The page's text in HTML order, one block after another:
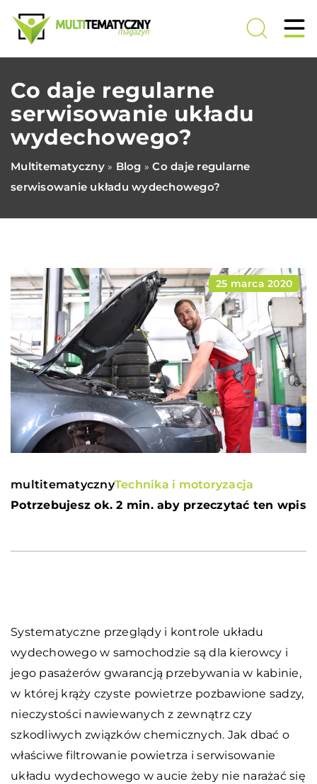
Co daje regularne
serwisowanie układu
wydechowego?
Multitematyczny» Blog »Co daje regularne
serwisowanie układu wydechowego?
25 marca 2020
multitematycznyTechnika i motoryzacja
Potrzebujesz ok. 2 min. aby przeczytać ten wpis
Systematyczne przeglądy i kontrole układu
wydechowego w samochodzie są dla kierowcy i
jego pasażerów gwarancją przebywania w kabinie,
w której krąży czyste powietrze pozbawione sadzy,
nieczystości nawiewanych z zewnątrz czy
szkodliwych związków chemicznych. Jak dbać o
właściwe filtrowanie powietrza i serwisowanie
układu wydechowego w aucie żeby nie narażać się